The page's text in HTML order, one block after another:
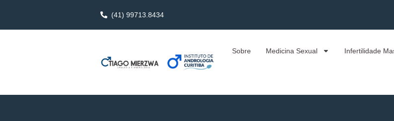
(41) 99713.8434
Sobre Medicina Sexual Infertilidade